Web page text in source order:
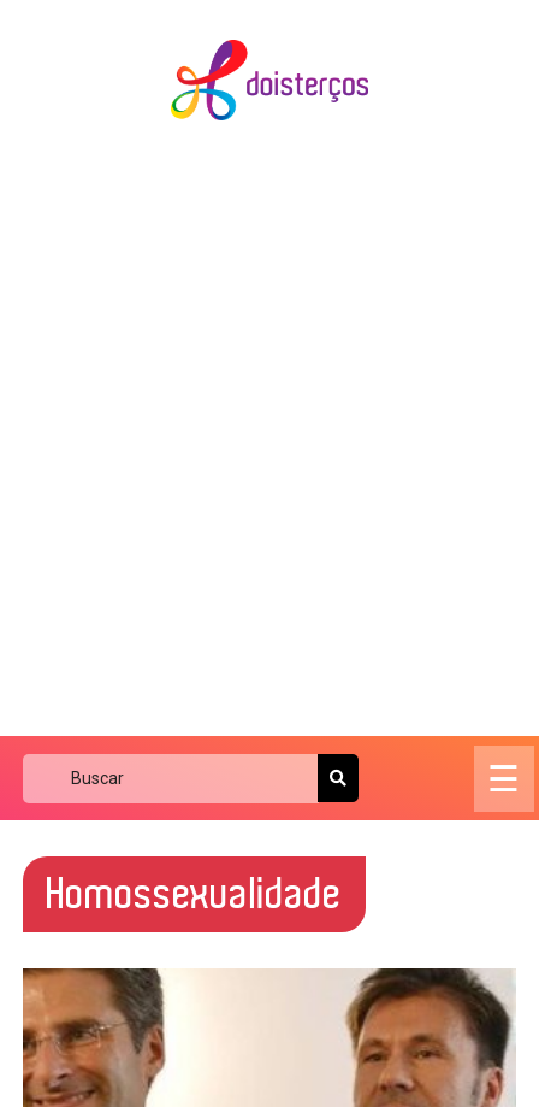
☰
Homossexualidade